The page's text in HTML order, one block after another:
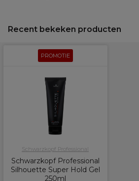
Recent bekeken producten
PROMOTIE
Schwarzkopf Professional
Schwarzkopf Professional
Silhouette Super Hold Gel
250ml